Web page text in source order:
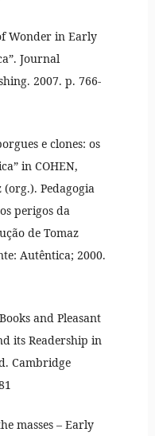
Wonder in Early
Journal
2007. p. 766-
e clones: os
in COHEN,
(org.). Pedagogia
perigos da
de Tomaz
Autêntica; 2000.
and Pleasant
its Readership in
Cambridge
masses – Early